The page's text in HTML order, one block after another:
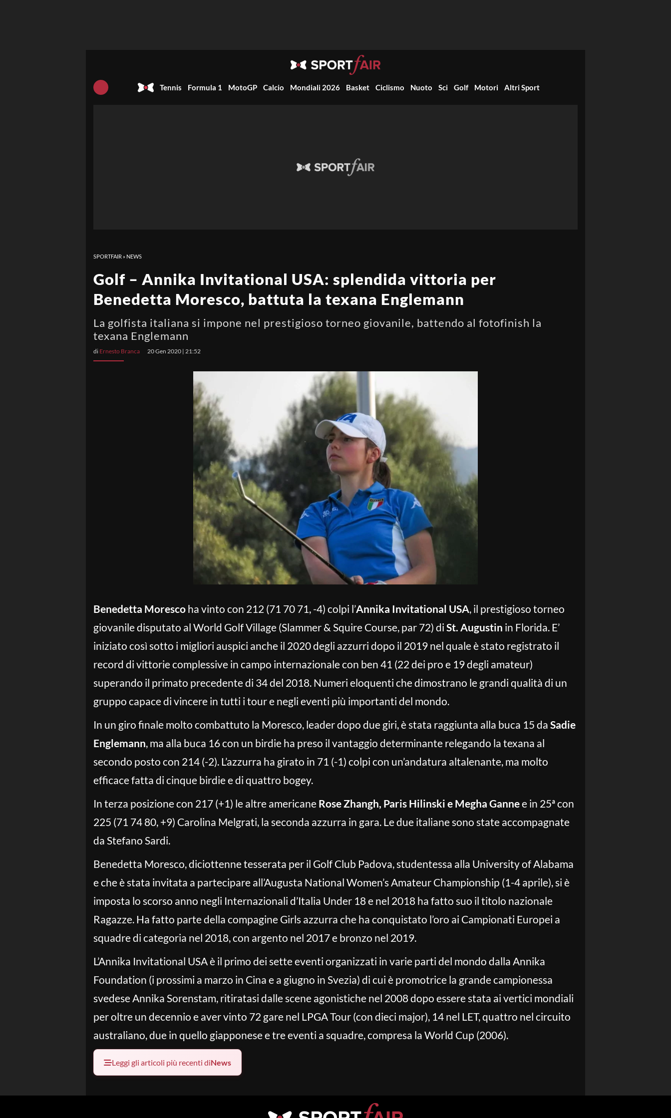
Tennis Formula 1 MotoGP Calcio Mondiali 2026 Basket Ciclismo Nuoto Sci Golf Motori Altri Sport
SPORTFAIR » NEWS
Golf – Annika Invitational USA: splendida vittoria per
Benedetta Moresco, battuta la texana Englemann
La golfista italiana si impone nel prestigioso torneo giovanile, battendo al fotofinish la
texana Englemann
di Ernesto Branca 20 Gen 2020 | 21:52
Benedetta Moresco ha vinto con 212 (71 70 71, -4) colpi l’Annika Invitational USA, il prestigioso torneo
giovanile disputato al World Golf Village (Slammer & Squire Course, par 72) di St. Augustin in Florida. E’
iniziato così sotto i migliori auspici anche il 2020 degli azzurri dopo il 2019 nel quale è stato registrato il
record di vittorie complessive in campo internazionale con ben 41 (22 dei pro e 19 degli amateur)
superando il primato precedente di 34 del 2018. Numeri eloquenti che dimostrano le grandi qualità di un
gruppo capace di vincere in tutti i tour e negli eventi più importanti del mondo.
In un giro finale molto combattuto la Moresco, leader dopo due giri, è stata raggiunta alla buca 15 da Sadie
Englemann, ma alla buca 16 con un birdie ha preso il vantaggio determinante relegando la texana al
secondo posto con 214 (-2). L’azzurra ha girato in 71 (-1) colpi con un’andatura altalenante, ma molto
efficace fatta di cinque birdie e di quattro bogey.
In terza posizione con 217 (+1) le altre americane Rose Zhangh, Paris Hilinski e Megha Gannee in 25ª con
225 (71 74 80, +9) Carolina Melgrati, la seconda azzurra in gara. Le due italiane sono state accompagnate
da Stefano Sardi.
Benedetta Moresco, diciottenne tesserata per il Golf Club Padova, studentessa alla University of Alabama
e che è stata invitata a partecipare all’Augusta National Women’s Amateur Championship (1-4 aprile), si è
imposta lo scorso anno negli Internazionali d’Italia Under 18 e nel 2018 ha fatto suo il titolo nazionale
Ragazze. Ha fatto parte della compagine Girls azzurra che ha conquistato l’oro ai Campionati Europei a
squadre di categoria nel 2018, con argento nel 2017 e bronzo nel 2019.
L’Annika Invitational USA è il primo dei sette eventi organizzati in varie parti del mondo dalla Annika
Foundation (i prossimi a marzo in Cina e a giugno in Svezia) di cui è promotrice la grande campionessa
svedese Annika Sorenstam, ritiratasi dalle scene agonistiche nel 2008 dopo essere stata ai vertici mondiali
per oltre un decennio e aver vinto 72 gare nel LPGA Tour (con dieci major), 14 nel LET, quattro nel circuito
australiano, due in quello giapponese e tre eventi a squadre, compresa la World Cup (2006).
Leggi gli articoli più recenti diNews